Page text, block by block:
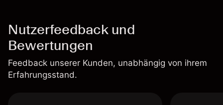
Nutzerfeedback und
Bewertungen
Feedback unserer Kunden, unabhängig von ihrem
Erfahrungsstand.